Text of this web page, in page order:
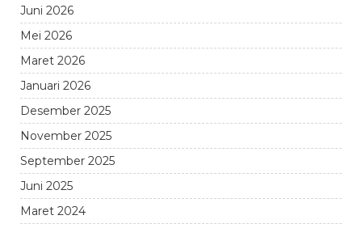
Juni 2026
Mei 2026
Maret 2026
Januari 2026
Desember 2025
November 2025
September 2025
Juni 2025
Maret 2024